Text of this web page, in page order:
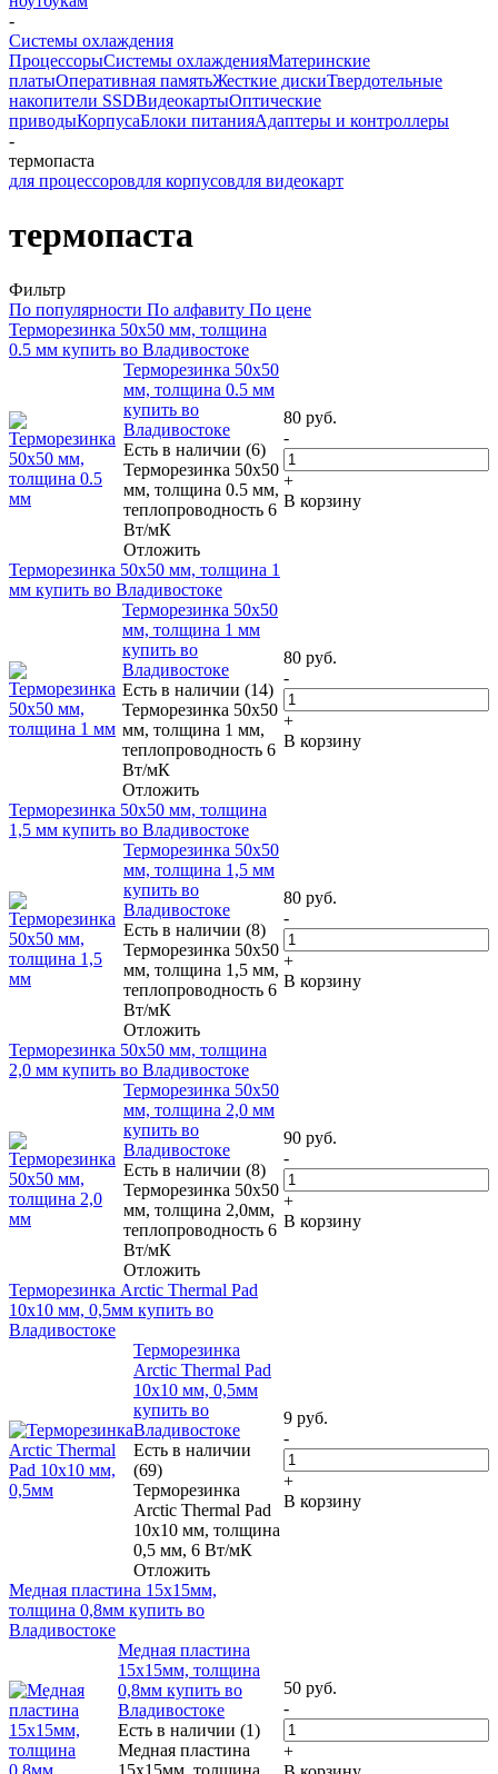
-
Системы охлаждения
ПроцессорыСистемы охлажденияМатеринские
платыОперативная памятьЖесткие дискиТвердотельные
накопители SSDВидеокартыОптические
приводыКорпусаБлоки питанияАдаптеры и контроллеры
-
термопаста
для процессоровдля корпусовдля видеокарт
термопаста
Фильтр
По популярности По алфавиту По цене
Терморезинка 50х50 мм, толщина
0.5 мм купить во Владивостоке
Терморезинка 50х50
мм, толщина 0.5 мм
купить во
Владивостоке
Есть в наличии (6)
Терморезинка 50х50
мм, толщина 0.5 мм,
теплопроводность 6
Вт/мК
Отложить
80 руб.
-
+
В корзину
Терморезинка 50х50 мм, толщина 1
мм купить во Владивостоке
Терморезинка 50х50
мм, толщина 1 мм
купить во
Владивостоке
Есть в наличии (14)
Терморезинка 50х50
мм, толщина 1 мм,
теплопроводность 6
Вт/мК
Отложить
80 руб.
-
+
В корзину
Терморезинка 50х50 мм, толщина
1,5 мм купить во Владивостоке
Терморезинка 50х50
мм, толщина 1,5 мм
купить во
Владивостоке
Есть в наличии (8)
Терморезинка 50х50
мм, толщина 1,5 мм,
теплопроводность 6
Вт/мК
Отложить
80 руб.
-
+
В корзину
Терморезинка 50х50 мм, толщина
2,0 мм купить во Владивостоке
Терморезинка 50х50
мм, толщина 2,0 мм
купить во
Владивостоке
Есть в наличии (8)
Терморезинка 50х50
мм, толщина 2,0мм,
теплопроводность 6
Вт/мК
Отложить
90 руб.
-
+
В корзину
Терморезинка Arctic Thermal Pad
10х10 мм, 0,5мм купить во
Владивостоке
Терморезинка
Arctic Thermal Pad
10х10 мм, 0,5мм
купить во
Владивостоке
Есть в наличии
(69)
Терморезинка
Arctic Thermal Pad
10х10 мм, толщина
0,5 мм, 6 Вт/мК
Отложить
9 руб.
-
+
В корзину
Медная пластина 15х15мм,
толщина 0,8мм купить во
Владивостоке
Медная пластина
15х15мм, толщина
0,8мм купить во
Владивостоке
Есть в наличии (1)
Медная пластина
15х15мм, толщина
50 руб.
-
+